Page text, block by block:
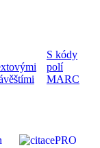
S kódy
polí
MARC